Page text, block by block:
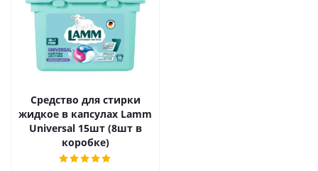
Средство для стирки
жидкое в капсулах Lamm
Universal 15шт (8шт в
коробке)